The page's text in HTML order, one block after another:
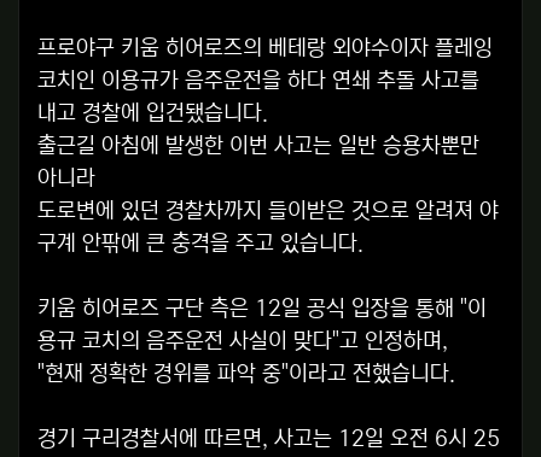
프로야구 키움 히어로즈의 베테랑 외야수이자 플레잉
코치인 이용규가 음주운전을 하다 연쇄 추돌 사고를
내고 경찰에 입건됐습니다.
출근길 아침에 발생한 이번 사고는 일반 승용차뿐만
아니라
도로변에 있던 경찰차까지 들이받은 것으로 알려져 야
구계 안팎에 큰 충격을 주고 있습니다.
키움 히어로즈 구단 측은 12일 공식 입장을 통해 "이
용규 코치의 음주운전 사실이 맞다"고 인정하며,
"현재 정확한 경위를 파악 중"이라고 전했습니다.
경기 구리경찰서에 따르면, 사고는 12일 오전 6시 25